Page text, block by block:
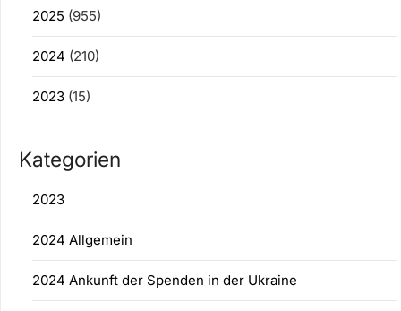
2025 (955)
2024 (210)
2023 (15)
Kategorien
2023
2024 Allgemein
2024 Ankunft der Spenden in der Ukraine